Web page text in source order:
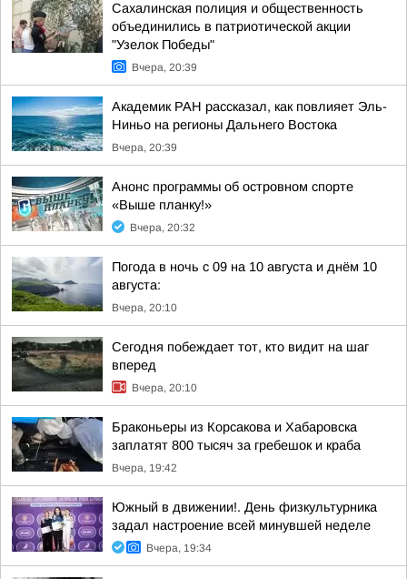
Сахалинская полиция и общественность
объединились в патриотической акции
"Узелок Победы"
Вчера, 20:39
Академик РАН рассказал, как повлияет Эль-
Ниньо на регионы Дальнего Востока
Вчера, 20:39
Анонс программы об островном спорте
«Выше планку!»
Вчера, 20:32
Погода в ночь с 09 на 10 августа и днём 10
августа:
Вчера, 20:10
Сегодня побеждает тот, кто видит на шаг
вперед
Вчера, 20:10
Браконьеры из Корсакова и Хабаровска
заплатят 800 тысяч за гребешок и краба
Вчера, 19:42
Южный в движении!. День физкультурника
задал настроение всей минувшей неделе
Вчера, 19:34